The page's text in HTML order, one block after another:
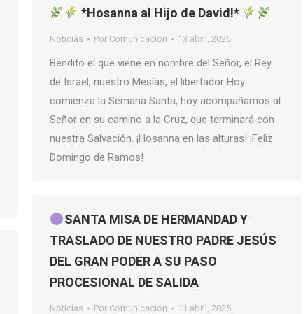
*Hosanna al Hijo de David!*
Noticias Por Comunicacion 13 abril, 2025
Bendito el que viene en nombre del Señor, el Rey
de Israel, nuestro Mesías, el libertador Hoy
comienza la Semana Santa, hoy acompañamos al
Señor en su camino a la Cruz, que terminará con
nuestra Salvación. ¡Hosanna en las alturas! ¡Feliz
Domingo de Ramos!
SANTA MISA DE HERMANDAD Y
TRASLADO DE NUESTRO PADRE JESÚS
DEL GRAN PODER A SU PASO
PROCESIONAL DE SALIDA
Noticias Por Comunicacion 11 abril, 2025